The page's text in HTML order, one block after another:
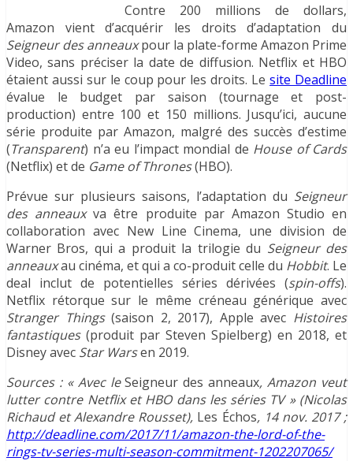
Contre 200 millions de dollars,
Amazon vient d’acquérir les droits d’adaptation du
Seigneur des anneauxpour la plate-forme Amazon Prime
Video, sans préciser la date de diffusion. Netflix et HBO
étaient aussi sur le coup pour les droits. Lesite Deadline
évalue le budget par saison (tournage et post-
production) entre 100 et 150 millions. Jusqu’ici, aucune
série produite par Amazon, malgré des succès d’estime
(Transparent) n’a eu l’impact mondial de House of Cards
(Netflix) et de Game of Thrones(HBO).
Prévue sur plusieurs saisons, l’adaptation du Seigneur
des anneauxva être produite par Amazon Studio en
collaboration avec New Line Cinema, une division de
Warner Bros, qui a produit la trilogie du Seigneur des
anneauxau cinéma, et qui a co-produit celle du Hobbit. Le
deal inclut de potentielles séries dérivées (spin-offs).
Netflix rétorque sur le même créneau générique avec
Stranger Things(saison 2, 2017), Apple avec Histoires
fantastiques(produit par Steven Spielberg) en 2018, et
Disney avec Star Warsen 2019.
Sources : « Avec leSeigneur des anneaux, Amazon veut
lutter contre Netflix et HBO dans les séries TV » (Nicolas
Richaud et Alexandre Rousset), Les Échos, 14 nov. 2017 ;
http://deadline.com/2017/11/amazon-the-lord-of-the-
rings-tv-series-multi-season-commitment-1202207065/